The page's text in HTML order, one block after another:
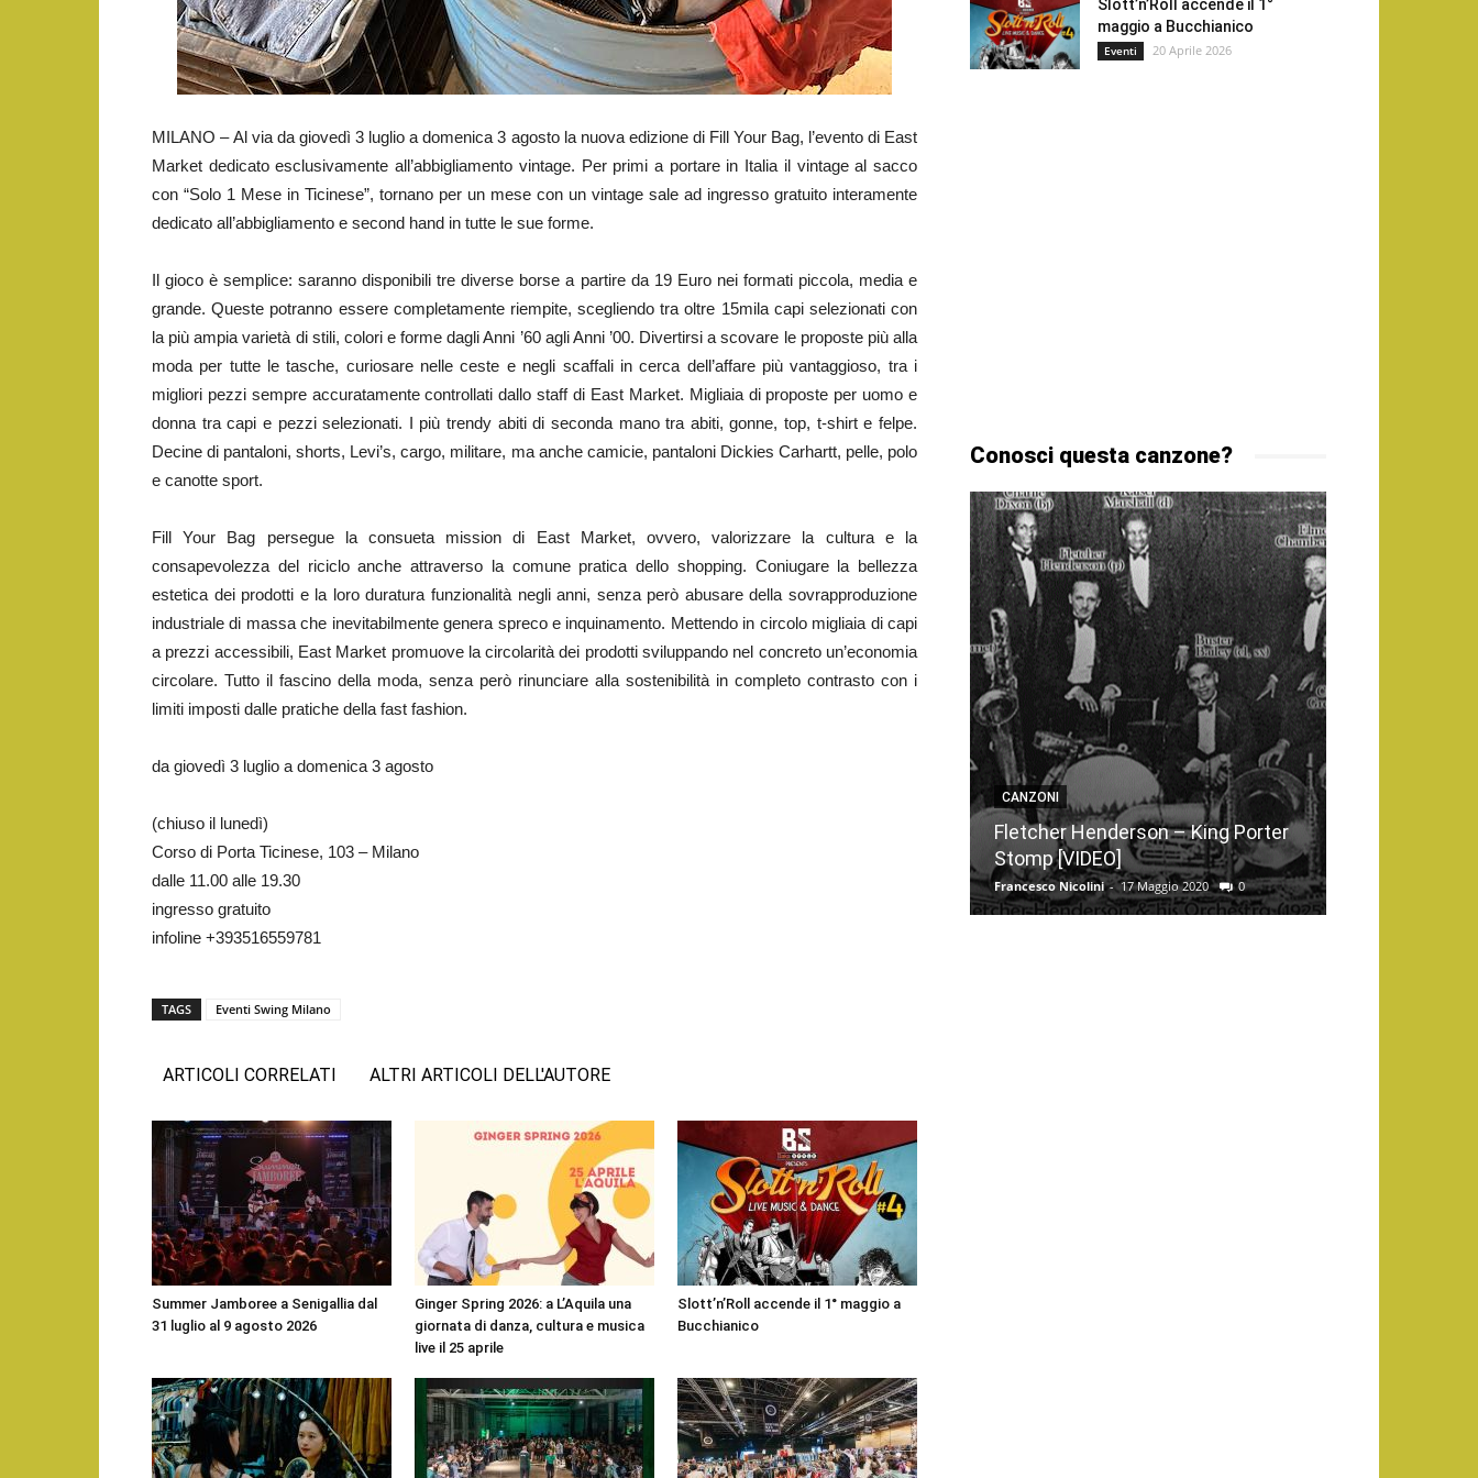
MILANO – Al via da giovedì 3 luglio a domenica 3 agosto la nuova edizione di Fill Your Bag, l’evento di East
Market dedicato esclusivamente all’abbigliamento vintage. Per primi a portare in Italia il vintage al sacco
con “Solo 1 Mese in Ticinese”, tornano per un mese con un vintage sale ad ingresso gratuito interamente
dedicato all’abbigliamento e second hand in tutte le sue forme.
Il gioco è semplice: saranno disponibili tre diverse borse a partire da 19 Euro nei formati piccola, media e
grande. Queste potranno essere completamente riempite, scegliendo tra oltre 15mila capi selezionati con
la più ampia varietà di stili, colori e forme dagli Anni ’60 agli Anni ’00. Divertirsi a scovare le proposte più alla
moda per tutte le tasche, curiosare nelle ceste e negli scaffali in cerca dell’affare più vantaggioso, tra i
migliori pezzi sempre accuratamente controllati dallo staff di East Market. Migliaia di proposte per uomo e
donna tra capi e pezzi selezionati. I più trendy abiti di seconda mano tra abiti, gonne, top, t-shirt e felpe.
Decine di pantaloni, shorts, Levi’s, cargo, militare, ma anche camicie, pantaloni Dickies Carhartt, pelle, polo
e canotte sport.
Fill Your Bag persegue la consueta mission di East Market, ovvero, valorizzare la cultura e la
consapevolezza del riciclo anche attraverso la comune pratica dello shopping. Coniugare la bellezza
estetica dei prodotti e la loro duratura funzionalità negli anni, senza però abusare della sovrapproduzione
industriale di massa che inevitabilmente genera spreco e inquinamento. Mettendo in circolo migliaia di capi
a prezzi accessibili, East Market promuove la circolarità dei prodotti sviluppando nel concreto un’economia
circolare. Tutto il fascino della moda, senza però rinunciare alla sostenibilità in completo contrasto con i
limiti imposti dalle pratiche della fast fashion.
da giovedì 3 luglio a domenica 3 agosto
(chiuso il lunedì)
Corso di Porta Ticinese, 103 – Milano
dalle 11.00 alle 19.30
ingresso gratuito
infoline +393516559781
TAGS Eventi Swing Milano
ARTICOLI CORRELATI ALTRI ARTICOLI DELL'AUTORE
Summer Jamboree a Senigallia dal
31 luglio al 9 agosto 2026
Ginger Spring 2026: a L’Aquila una
giornata di danza, cultura e musica
live il 25 aprile
Slott’n’Roll accende il 1° maggio a
Bucchianico
Slott’n’Roll accende il 1°
maggio a Bucchianico
Eventi 20 Aprile 2026
Conosci questa canzone?
CANZONI
Fletcher Henderson – King Porter
Stomp [VIDEO]
Francesco Nicolini - 17 Maggio 2020 0